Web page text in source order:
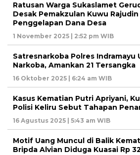
Ratusan Warga Sukaslamet
Desak Pemakzulan Kuwu
Penggelapan Dana Desa
1 November 2025 | 2:52 pm WIB
Satresnarkoba Polres Indramayu
Narkoba, Amankan 21 Tersangka
16 Oktober 2025 | 6:24 am WIB
Kasus Kematian Putri Apriyani,
Polisi Keliru Sebut Tahapan
16 Agustus 2025 | 5:43 am WIB
Motif Uang Muncul di Balik
Bripda Alvian Diduga Kuasai Rp